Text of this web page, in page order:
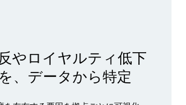
やロイヤルティ低下
、データから特定